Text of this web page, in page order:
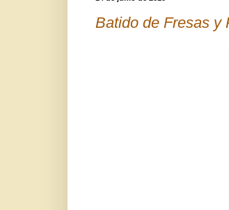
Batido de Fresas y